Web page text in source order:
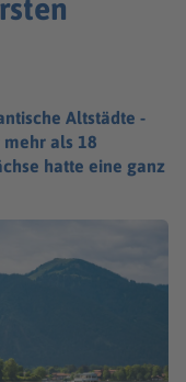
Altstädte -
als 18
hatte eine ganz